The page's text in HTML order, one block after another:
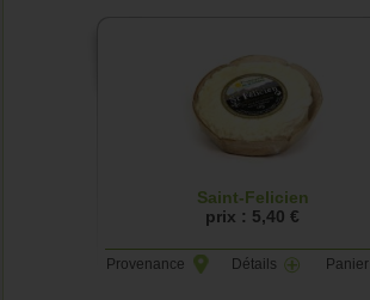
Saint-Felicien
prix : 5,40 €
Provenance Détails Panier